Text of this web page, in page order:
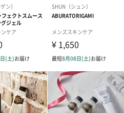
と。
に使用しないこと。
ため、
近くなど温度が40度以上となる